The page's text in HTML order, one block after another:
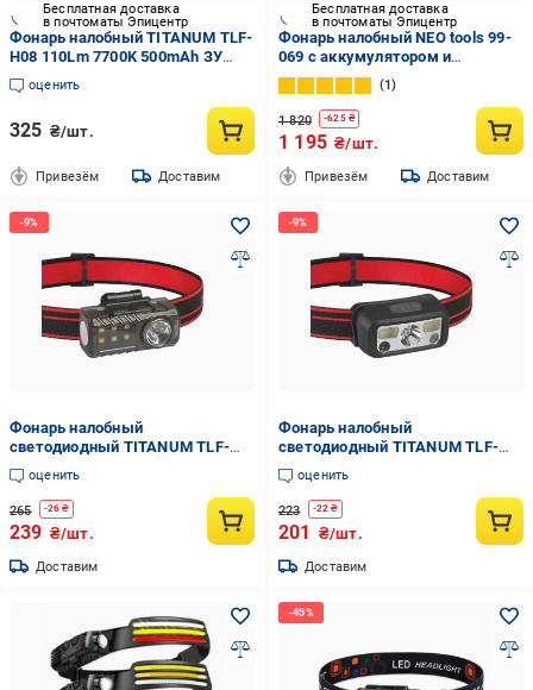
Бесплатная доставка
в почтоматы Эпицентр
Фонарь налобный TITANUM TLF-
H08 110Lm 7700K 500mAh ЗУ
Type-C 6P
оценить
325 ₴/шт.
Привезём Доставим
Бесплатная доставка
в почтоматы Эпицентр
Фонарь налобный NEO tools 99-
069 с аккумулятором и
датчиком движения 180 Lm
Черный
1
1 820 -625₴
1 195 ₴/шт.
Привезём Доставим
Фонарь налобный
светодиодный TITANUM TLF-
H10
оценить
265 -26 ₴
239 ₴/шт.
Доставим
Фонарь налобный
светодиодный TITANUM TLF-
H07
оценить
223 -22 ₴
201 ₴/шт.
Доставим